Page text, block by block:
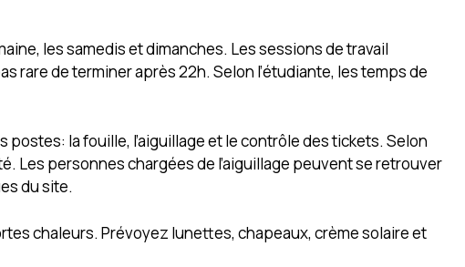
les samedis et dimanches. Les sessions de travail
rare de terminer après 22h. Selon l’étudiante, les temps de
postes: la fouille, l’aiguillage et le contrôle des tickets. Selon
Les personnes chargées de l’aiguillage peuvent se retrouver
du site.
chaleurs. Prévoyez lunettes, chapeaux, crème solaire et